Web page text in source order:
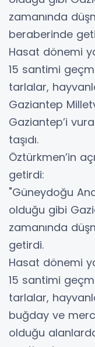
zamanında
beraberinde
Hasat dönemi
15 santimi
tarlalar,
Gaziantep
Gaziantep’i
taşıdı.
Öztürkmen’in
getirdi:
"Güneydoğu
olduğu gibi
zamanında
getirdi.
Hasat dönemi
15 santimi
tarlalar,
buğday ve
olduğu